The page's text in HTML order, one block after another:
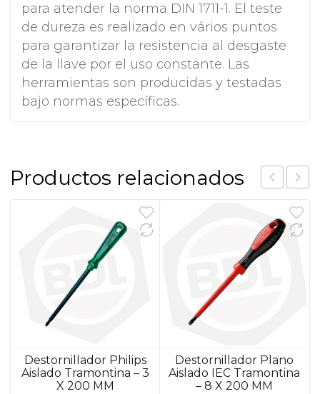
para atender la norma DIN 1711-1. El teste
de dureza es realizado en vários puntos
para garantizar la resistencia al desgaste
de la llave por el uso constante. Las
herramientas son producidas y testadas
bajo normas específicas.
Productos relacionados
Destornillador Philips
Aislado Tramontina – 3
X 200 MM
Destornillador Plano
Aislado IEC Tramontina
– 8 X 200 MM